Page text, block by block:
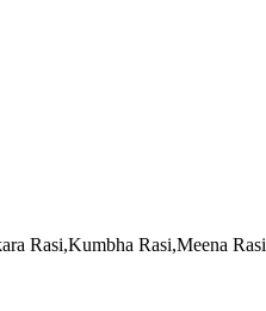
Rasi,Kumbha Rasi,Meena Rasi